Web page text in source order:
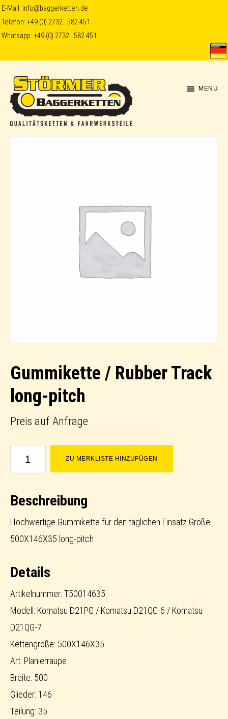
Skip
to
content
Skip
to
E-Mail: info@baggerketten.de
Telefon:+49 (0) 2732 . 582 451
Whatsapp:+49 (0) 2732 . 582 451
MENU
Gummikette / Rubber Track
long-pitch
Preis auf Anfrage
Track
long-
pitch
ZU MERKLISTE HINZUFÜGEN
Beschreibung
Hochwertige Gummikette für den täglichen Einsatz Größe
500X146X35 long-pitch
Details
Artikelnummer: T50014635
Modell: Komatsu D21PG / Komatsu D21QG-6 / Komatsu
D21QG-7
Kettengröße: 500X146X35
Art: Planierraupe
Breite: 500
Glieder: 146
Teilung: 35